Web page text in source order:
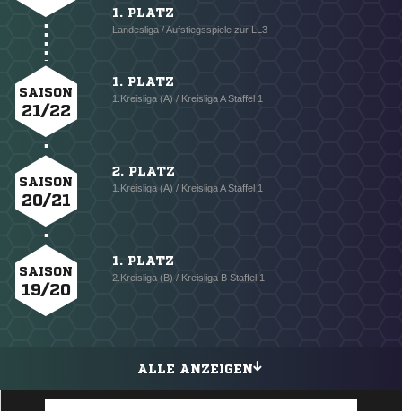
1. PLATZ
Landesliga / Aufstiegsspiele zur LL3
SAISON
21/22
1. PLATZ
1.Kreisliga (A) / Kreisliga A Staffel 1
SAISON
20/21
2. PLATZ
1.Kreisliga (A) / Kreisliga A Staffel 1
SAISON
19/20
1. PLATZ
2.Kreisliga (B) / Kreisliga B Staffel 1
ALLE ANZEIGEN